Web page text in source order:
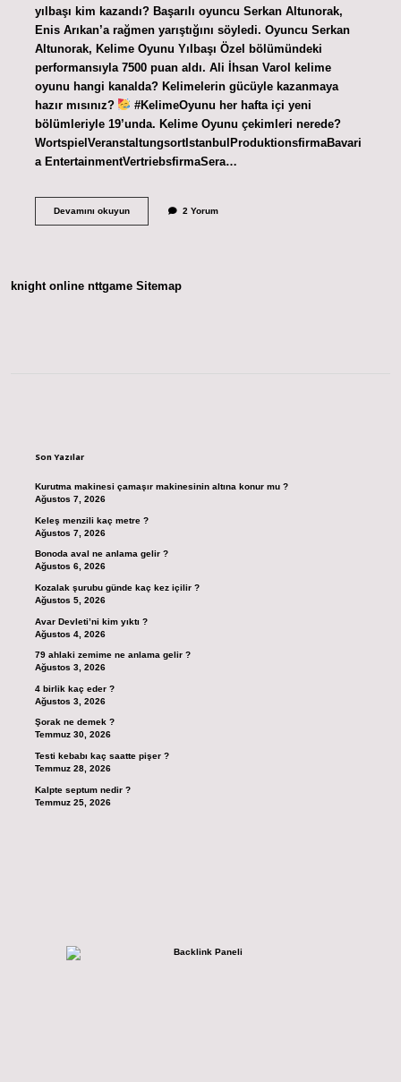
yılbaşı kim kazandı? Başarılı oyuncu Serkan Altunorak,
Enis Arıkan’a rağmen yarıştığını söyledi. Oyuncu Serkan
Altunorak, Kelime Oyunu Yılbaşı Özel bölümündeki
performansıyla 7500 puan aldı. Ali İhsan Varol kelime
oyunu hangi kanalda? Kelimelerin gücüyle kazanmaya
hazır mısınız?
#KelimeOyunu her hafta içi yeni
bölümleriyle 19’unda. Kelime Oyunu çekimleri nerede?
WortspielVeranstaltungsortIstanbulProduktionsfirmaBavari
a EntertainmentVertriebsfirmaSera…
Devamını okuyunKelime
2 Yorum
knight online nttgame Sitemap
Son Yazılar
Kurutma makinesi çamaşır makinesinin altına konur mu ?
Ağustos 7, 2026
Keleş menzili kaç metre ?
Ağustos 7, 2026
Bonoda aval ne anlama gelir ?
Ağustos 6, 2026
Kozalak şurubu günde kaç kez içilir ?
Ağustos 5, 2026
Avar Devleti’ni kim yıktı ?
Ağustos 4, 2026
79 ahlaki zemime ne anlama gelir ?
Ağustos 3, 2026
4 birlik kaç eder ?
Ağustos 3, 2026
Şorak ne demek ?
Temmuz 30, 2026
Testi kebabı kaç saatte pişer ?
Temmuz 28, 2026
Kalpte septum nedir ?
Temmuz 25, 2026